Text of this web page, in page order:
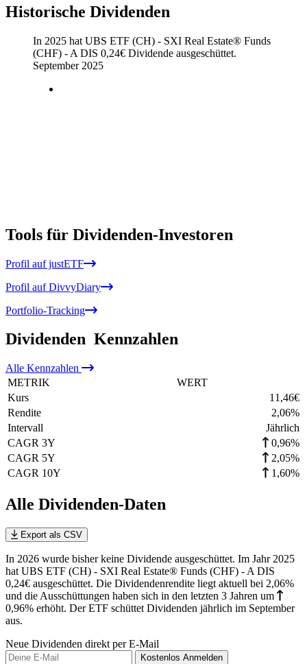
Historische Dividenden
In 2025 hat UBS ETF (CH) - SXI Real Estate® Funds
(CHF) - A DIS 0,24€ Dividende ausgeschüttet.
September 2025
Tools für Dividenden-Investoren
Profil auf justETF
Profil auf DivvyDiary
Portfolio-Tracking
Dividenden Kennzahlen
Alle Kennzahlen
METRIK
WERT
Kurs
11,46€
Rendite
2,06%
Intervall
Jährlich
CAGR 3Y
0,96%
CAGR 5Y
2,05%
CAGR 10Y
1,60%
Alle Dividenden-Daten
Export als CSV
In 2026 wurde bisher keine Dividende ausgeschüttet. Im Jahr 2025
hat UBS ETF (CH) - SXI Real Estate® Funds (CHF) - A DIS
0,24€ ausgeschüttet. Die Dividendenrendite liegt aktuell bei 2,06%
und die Ausschüttungen haben sich in den letzten 3 Jahren um
0,96% erhöht. Der ETF schüttet Dividenden jährlich im September
aus.
Neue Dividenden direkt per E-Mail
Kostenlos Anmelden